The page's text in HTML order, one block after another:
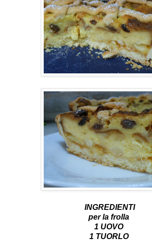
INGREDIENTI
per la frolla
1 UOVO
1 TUORLO